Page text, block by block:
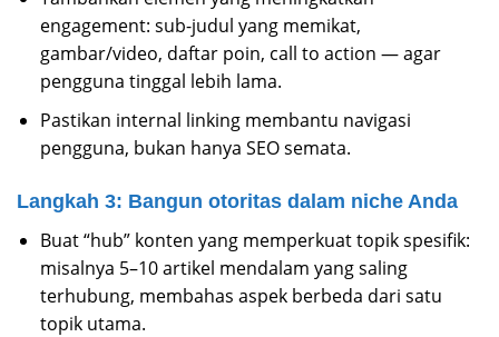
engagement: sub-judul yang memikat,
gambar/video, daftar poin, call to action — agar
pengguna tinggal lebih lama.
Pastikan internal linking membantu navigasi
pengguna, bukan hanya SEO semata.
Langkah 3: Bangun otoritas dalam niche Anda
Buat “hub” konten yang memperkuat topik spesifik:
misalnya 5–10 artikel mendalam yang saling
terhubung, membahas aspek berbeda dari satu
topik utama.